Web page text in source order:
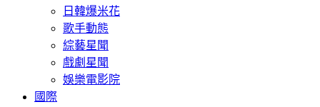
日韓爆米花
歌手動態
綜藝星聞
戲劇星聞
娛樂電影院
國際